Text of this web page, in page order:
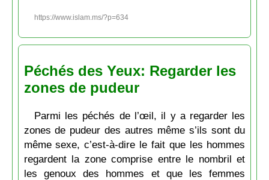
https://www.islam.ms/?p=634
Péchés des Yeux: Regarder les
zones de pudeur
Parmi les péchés de l’œil, il y a regarder les
zones de pudeur des autres même s’ils sont du
même sexe, c’est-à-dire le fait que les hommes
regardent la zone comprise entre le nombril et
les genoux des hommes et que les femmes